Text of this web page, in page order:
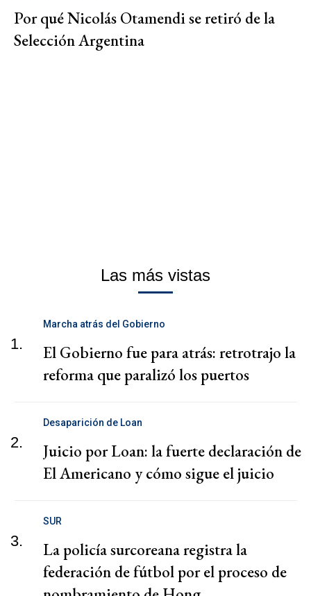
Por qué Nicolás Otamendi se retiró de la
Selección Argentina
Las más vistas
1.
Marcha atrás del Gobierno
El Gobierno fue para atrás: retrotrajo la
reforma que paralizó los puertos
2.
Desaparición de Loan
Juicio por Loan: la fuerte declaración de
El Americano y cómo sigue el juicio
3.
SUR
La policía surcoreana registra la
federación de fútbol por el proceso de